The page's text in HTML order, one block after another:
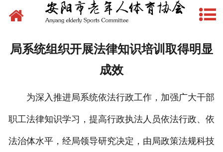
网站首页
组织建设
场地建设
局系统组织开展法律知识培训取得明显
成效
为深入推进局系统依法行政工作，加强广大干部
职工法律知识学习，提高行政执法人员依法行政、依
法治体水平，经局领导研究决定，由局政策法规科技